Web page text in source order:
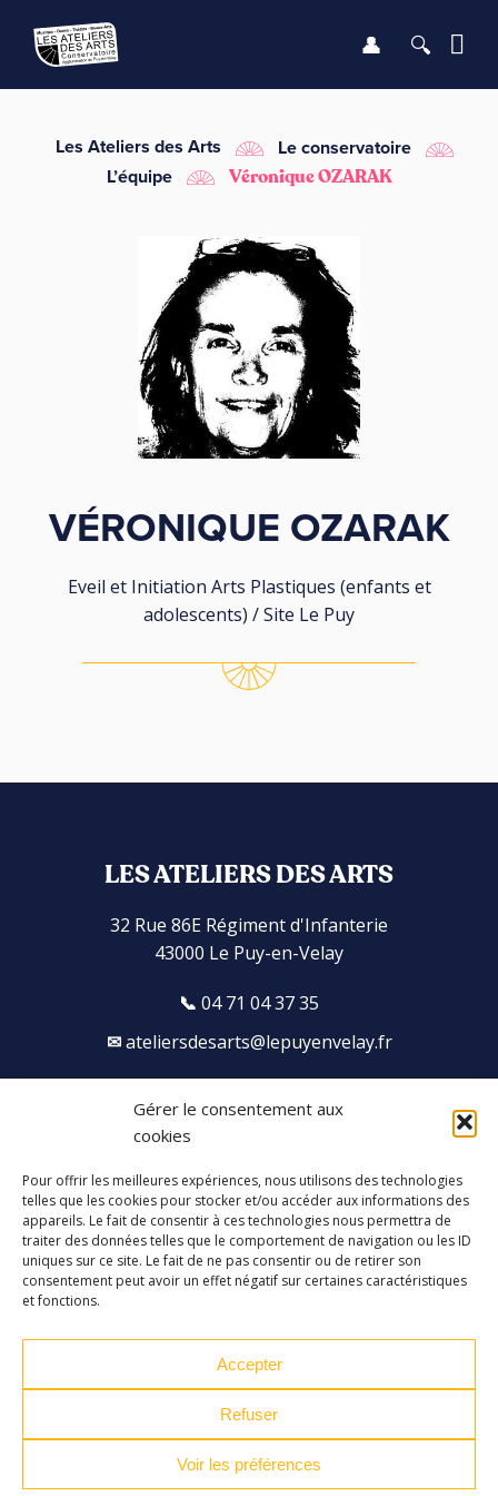
Gérer le consentement aux
cookies
Pour offrir les meilleures expériences, nous utilisons des technologies
telles que les cookies pour stocker et/ou accéder aux informations des
appareils. Le fait de consentir à ces technologies nous permettra de
traiter des données telles que le comportement de navigation ou les ID
uniques sur ce site. Le fait de ne pas consentir ou de retirer son
consentement peut avoir un effet négatif sur certaines caractéristiques
et fonctions.
Accepter
Refuser
Voir les préférences
LE CONSERVATOIRE
LES ENSEIGNEMENTS
INFOS PRATIQUES
Se
Les Ateliers des Arts
Le conservatoire
L’équipe
Véronique OZARAK
VÉRONIQUE OZARAK
Eveil et Initiation Arts Plastiques (enfants et
adolescents) / Site Le Puy
LES ATELIERS DES ARTS
32 Rue 86E Régiment d'Infanterie
43000 Le Puy-en-Velay
04 71 04 37 35
ateliersdesarts@lepuyenvelay.fr
S'inscrire à la newsletter